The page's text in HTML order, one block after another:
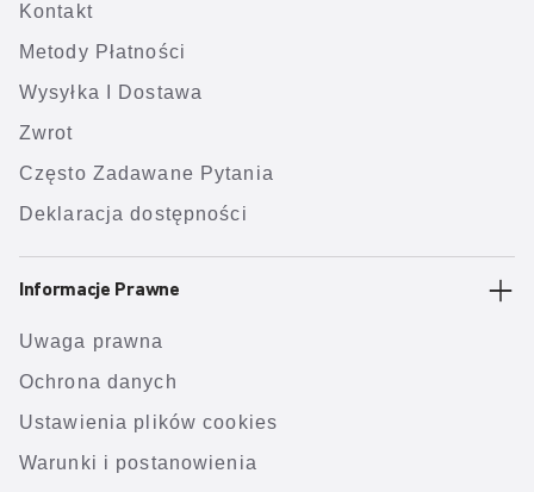
Kontakt
Metody Płatności
Wysyłka I Dostawa
Zwrot
Często Zadawane Pytania
Deklaracja dostępności
Informacje Prawne
Uwaga prawna
Ochrona danych
Ustawienia plików cookies
Warunki i postanowienia